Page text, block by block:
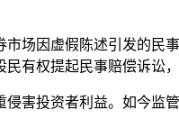
场因虚假陈述引发的
有权提起民事赔偿诉讼
害投资者利益。如今